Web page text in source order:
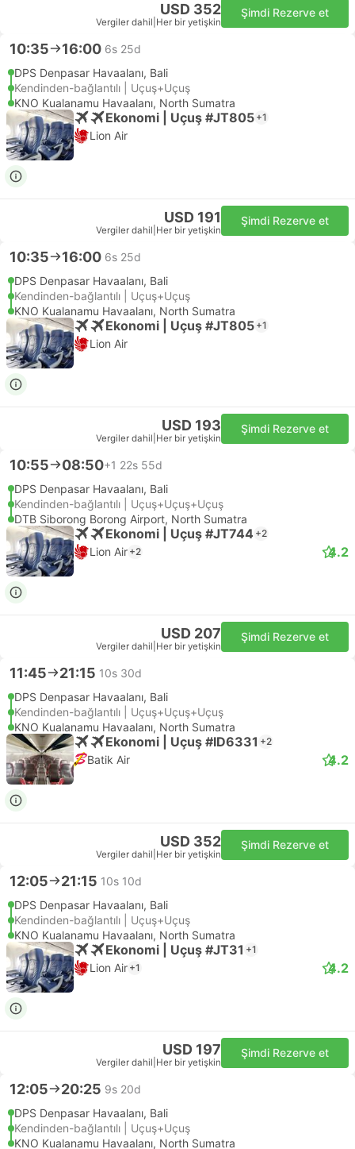
USD 352
Vergiler dahil Her bir yetişkin
Şimdi Rezerve et
10:35 16:00 6s 25d
DPS Denpasar Havaalanı, Bali
Kendinden-bağlantılı | Uçuş+Uçuş
KNO Kualanamu Havaalanı, North Sumatra
Ekonomi | Uçuş #JT805 +1
Lion Air
USD 191
Vergiler dahil Her bir yetişkin
Şimdi Rezerve et
10:35 16:00 6s 25d
DPS Denpasar Havaalanı, Bali
Kendinden-bağlantılı | Uçuş+Uçuş
KNO Kualanamu Havaalanı, North Sumatra
Ekonomi | Uçuş #JT805 +1
Lion Air
USD 193
Vergiler dahil Her bir yetişkin
Şimdi Rezerve et
10:55 08:50+1 22s 55d
DPS Denpasar Havaalanı, Bali
Kendinden-bağlantılı | Uçuş+Uçuş+Uçuş
DTB Siborong Borong Airport, North Sumatra
Ekonomi | Uçuş #JT744 +2
Lion Air +2 4.2
USD 207
Vergiler dahil Her bir yetişkin
Şimdi Rezerve et
11:45 21:15 10s 30d
DPS Denpasar Havaalanı, Bali
Kendinden-bağlantılı | Uçuş+Uçuş+Uçuş
KNO Kualanamu Havaalanı, North Sumatra
Ekonomi | Uçuş #ID6331 +2
Batik Air 4.2
USD 352
Vergiler dahil Her bir yetişkin
Şimdi Rezerve et
12:05 21:15 10s 10d
DPS Denpasar Havaalanı, Bali
Kendinden-bağlantılı | Uçuş+Uçuş
KNO Kualanamu Havaalanı, North Sumatra
Ekonomi | Uçuş #JT31 +1
Lion Air +1 4.2
USD 197
Vergiler dahil Her bir yetişkin
Şimdi Rezerve et
12:05 20:25 9s 20d
DPS Denpasar Havaalanı, Bali
Kendinden-bağlantılı | Uçuş+Uçuş
KNO Kualanamu Havaalanı, North Sumatra